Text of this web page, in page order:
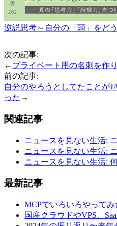
逆説思考～自分の「頭」をど
次の記事:
← プライベート用の名刺を作
前の記事:
自分のやろうとしてたことが
った →
関連記事
ニュースを見ない生活:
ニュースを見ない生活:
ニュースを見ない生活:
最新記事
MCPでいろいろやって
国産クラウドやVPS、